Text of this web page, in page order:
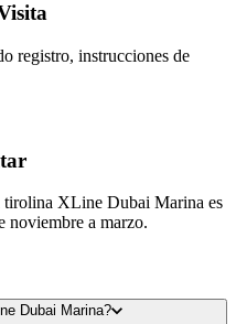
registro, instrucciones de
tirolina XLine Dubai Marina es
noviembre a marzo.
Dubai Marina?